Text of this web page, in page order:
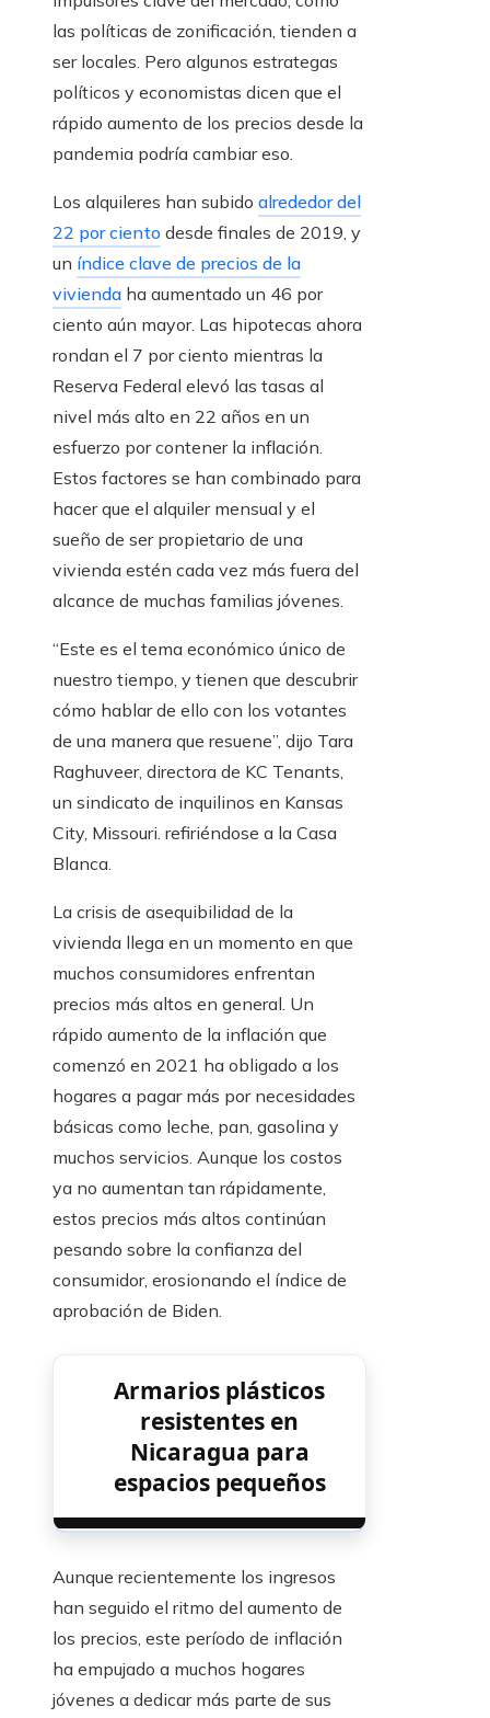
las políticas de zonificación, tienden a
ser locales. Pero algunos estrategas
políticos y economistas dicen que el
rápido aumento de los precios desde la
pandemia podría cambiar eso.
Los alquileres han subido alrededor del
22 por ciento desde finales de 2019, y
un índice clave de precios de la
vivienda ha aumentado un 46 por
ciento aún mayor. Las hipotecas ahora
rondan el 7 por ciento mientras la
Reserva Federal elevó las tasas al
nivel más alto en 22 años en un
esfuerzo por contener la inflación.
Estos factores se han combinado para
hacer que el alquiler mensual y el
sueño de ser propietario de una
vivienda estén cada vez más fuera del
alcance de muchas familias jóvenes.
“Este es el tema económico único de
nuestro tiempo, y tienen que descubrir
cómo hablar de ello con los votantes
de una manera que resuene”, dijo Tara
Raghuveer, directora de KC Tenants,
un sindicato de inquilinos en Kansas
City, Missouri. refiriéndose a la Casa
Blanca.
La crisis de asequibilidad de la
vivienda llega en un momento en que
muchos consumidores enfrentan
precios más altos en general. Un
rápido aumento de la inflación que
comenzó en 2021 ha obligado a los
hogares a pagar más por necesidades
básicas como leche, pan, gasolina y
muchos servicios. Aunque los costos
ya no aumentan tan rápidamente,
estos precios más altos continúan
pesando sobre la confianza del
consumidor, erosionando el índice de
aprobación de Biden.
Armarios plásticos
resistentes en
Nicaragua para
espacios pequeños
Aunque recientemente los ingresos
han seguido el ritmo del aumento de
los precios, este período de inflación
ha empujado a muchos hogares
jóvenes a dedicar más parte de sus